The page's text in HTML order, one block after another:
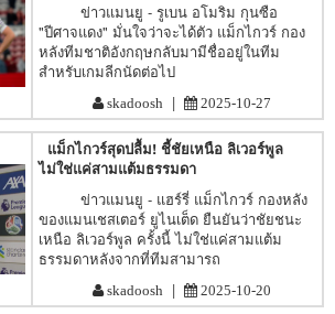
ข่าวแมนยู - รูเบน อโมริม กุนซือ
"ปีศาจแดง" มั่นใจว่าจะได้ตัว แม็กไกวร์ กอง
หลังทีมชาติอังกฤษกลับมามีชื่ออยู่ในทีม
สำหรับเกมลีกนัดต่อไป
skadoosh | 2025-10-27
แม็กไกวร์สุดปลื้ม! ชี้ชัยเหนือ ลิเวอร์พูล
ไม่ใช่แค่สามแต้มธรรมดา
ข่าวแมนยู - แฮร์รี่ แม็กไกวร์ กองหลัง
ของแมนเชสเตอร์ ยูไนเต็ด ยืนยันว่าชัยชนะ
เหนือ ลิเวอร์พูล ครั้งนี้ ไม่ใช่แค่สามแต้ม
ธรรมดาหลังจากที่ทีมสามารถ
skadoosh | 2025-10-20